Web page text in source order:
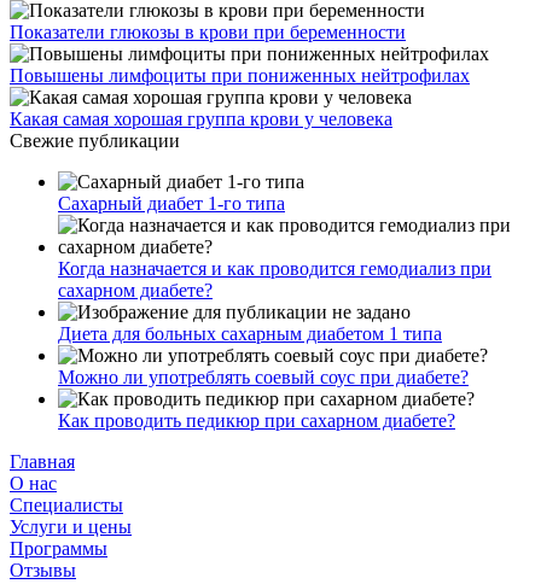
Показатели глюкозы в крови при беременности
Повышены лимфоциты при пониженных нейтрофилах
Какая самая хорошая группа крови у человека
Свежие публикации
Сахарный диабет 1-го типа
Когда назначается и как проводится гемодиализ при
сахарном диабете?
Диета для больных сахарным диабетом 1 типа
Можно ли употреблять соевый соус при диабете?
Как проводить педикюр при сахарном диабете?
Главная
О нас
Cпециалисты
Услуги и цены
Программы
Отзывы